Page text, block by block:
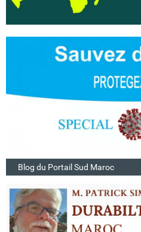
Blog du Portail Sud Maroc